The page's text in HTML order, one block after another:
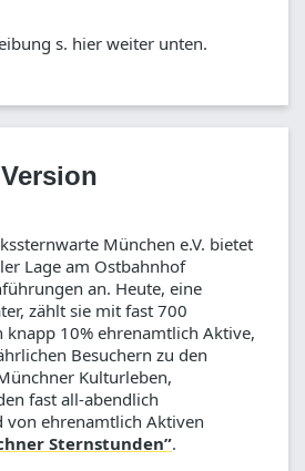
s. hier weiter unten.
München e.V. bietet
Lage am Ostbahnhof
an. Heute, eine
zählt sie mit fast 700
10% ehrenamtlich Aktive,
Besuchern zu den
Kulturleben,
fast all-abendlich
von ehrenamtlich Aktiven
Sternstunden”.